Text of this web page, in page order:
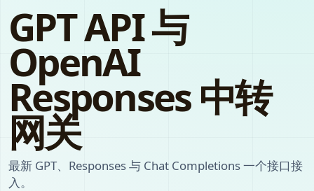
GPT API 与
OpenAI
Responses 中转
网关
最新 GPT、Responses 与 Chat Completions 一个接口接
入。